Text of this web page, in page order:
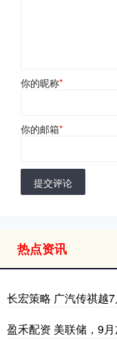
你的昵称*
你的邮箱*
提交评论
热点资讯
长宏策略 广汽传祺越
盈禾配资 美联储，9